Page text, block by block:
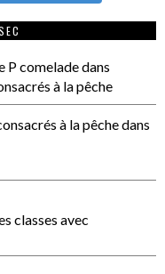
P comeladedans
à la pêche
à la pêchedans
classes avec